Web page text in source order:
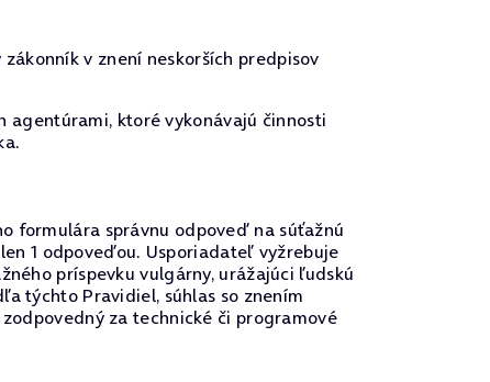
v znení neskorších predpisov
agentúrami, ktoré vykonávajú činnosti
formulára správnu odpoveď na súťažnú
1 odpoveďou. Usporiadateľ vyžrebuje
príspevku vulgárny, urážajúci ľudskú
týchto Pravidiel, súhlas so znením
za technické či programové